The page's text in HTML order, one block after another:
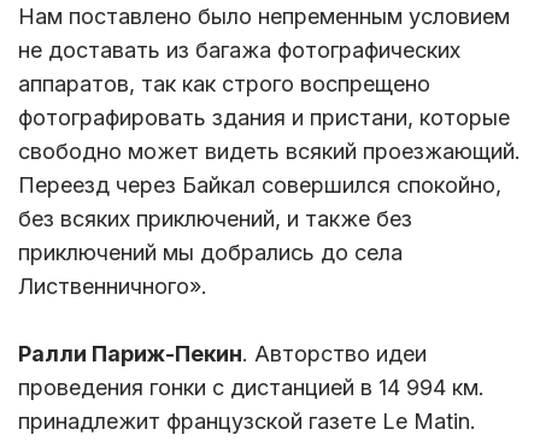
Нам поставлено было непременным условием
не доставать из багажа фотографических
аппаратов, так как строго воспрещено
фотографировать здания и пристани, которые
свободно может видеть всякий проезжающий.
Переезд через Байкал совершился спокойно,
без всяких приключений, и также без
приключений мы добрались до села
Лиственничного».
Ралли Париж-Пекин. Авторство идеи
проведения гонки с дистанцией в 14 994 км.
принадлежит французской газете Le Matin.